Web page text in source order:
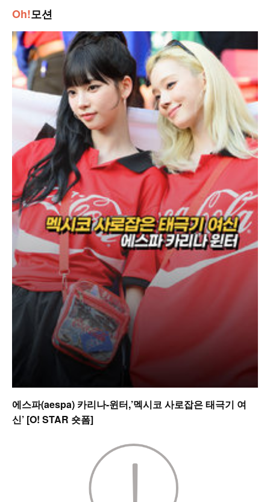
Oh!모션
에스파(aespa) 카리나-윈터,’멕시코 사로잡은 태극기 여
신’ [O! STAR 숏폼]